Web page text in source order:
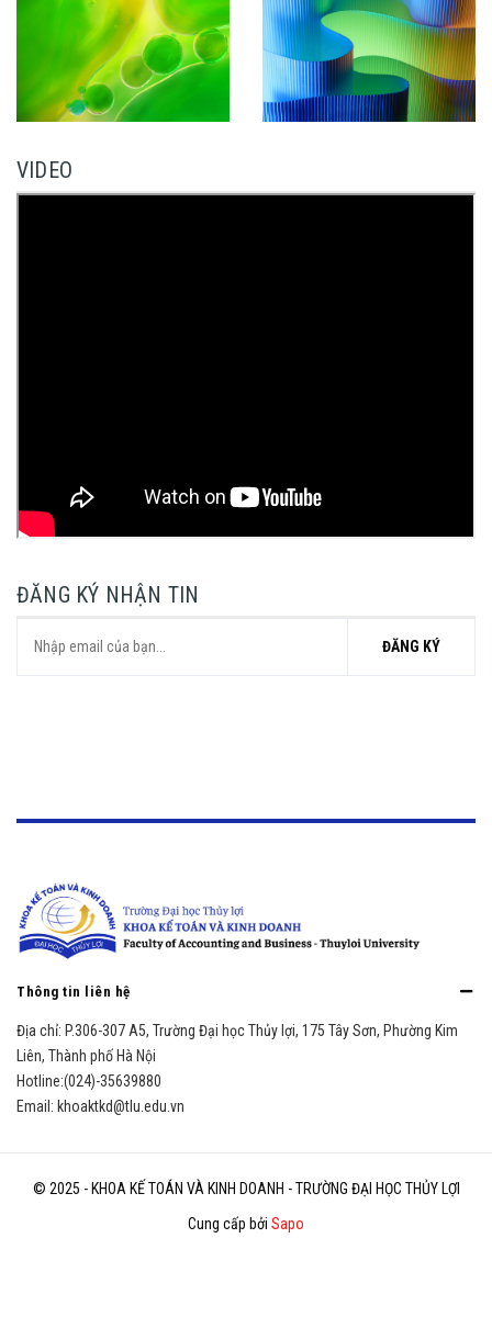
VIDEO
ĐĂNG KÝ NHẬN TIN
ĐĂNG KÝ
Thông tin liên hệ
Địa chỉ: P.306-307 A5, Trường Đại học Thủy lợi, 175 Tây Sơn, Phường Kim
Liên, Thành phố Hà Nội
Hotline:(024)-35639880
Email: khoaktkd@tlu.edu.vn
© 2025 - KHOA KẾ TOÁN VÀ KINH DOANH - TRƯỜNG ĐẠI HỌC THỦY LỢI
Cung cấp bởi Sapo